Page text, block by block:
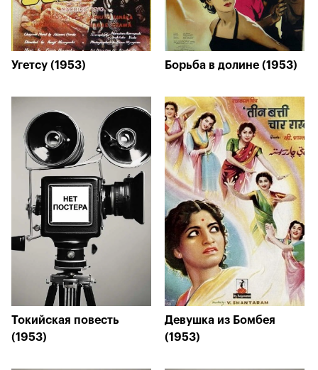
Угетсу (1953) Борьба в долине (1953)
Токийская повесть
(1953)
Девушка из Бомбея
(1953)